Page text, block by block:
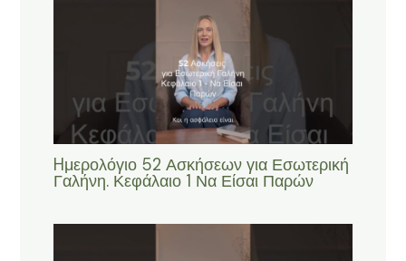
Hμερολόγιο 52 Ασκήσεων για Εσωτερική
Γαλήνη. Κεφάλαιο 1 Να Είσαι Παρών